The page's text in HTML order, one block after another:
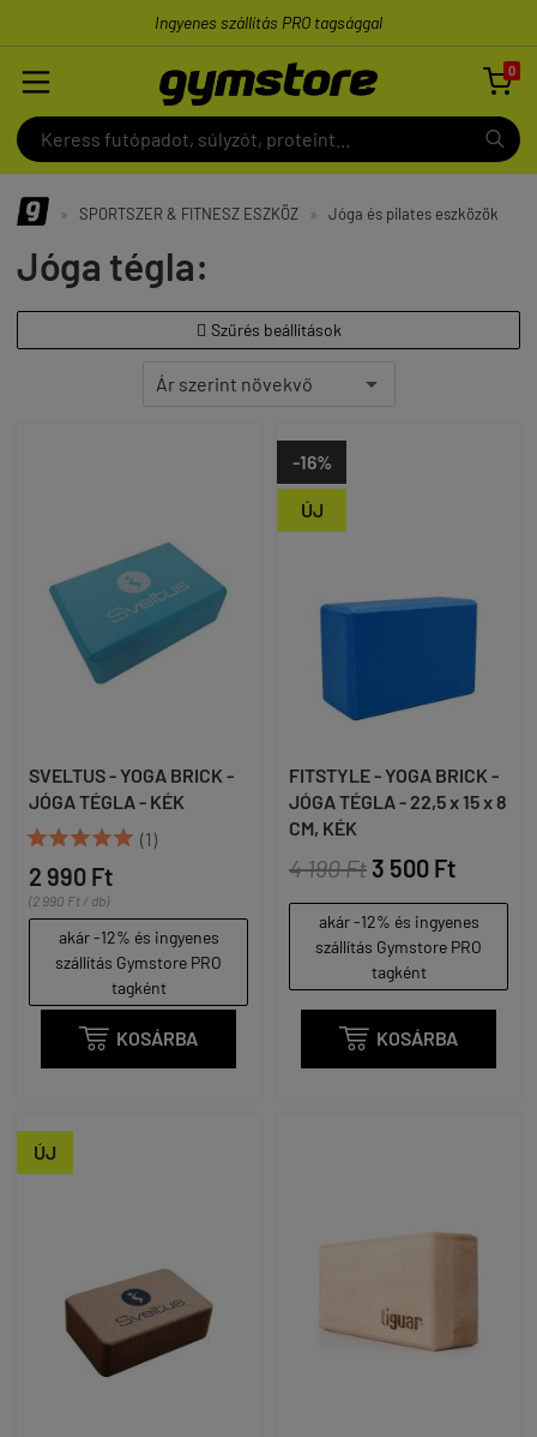
Ingyenes szállítás PRO tagsággal
0

» SPORTSZER & FITNESZ ESZKÖZ » Jóga és pilates eszközök
Jóga tégla:
 Szűrés beállítások
SVELTUS - YOGA BRICK -
JÓGA TÉGLA - KÉK
 (1)
2 990 Ft
(2 990 Ft / db)
akár -12% és ingyenes
szállítás Gymstore PRO
tagként
 KOSÁRBA
ÚJ
-16%
FITSTYLE - YOGA BRICK -
JÓGA TÉGLA - 22,5 x 15 x 8
CM, KÉK
4 190 Ft 3 500 Ft
akár -12% és ingyenes
szállítás Gymstore PRO
tagként
 KOSÁRBA
ÚJ